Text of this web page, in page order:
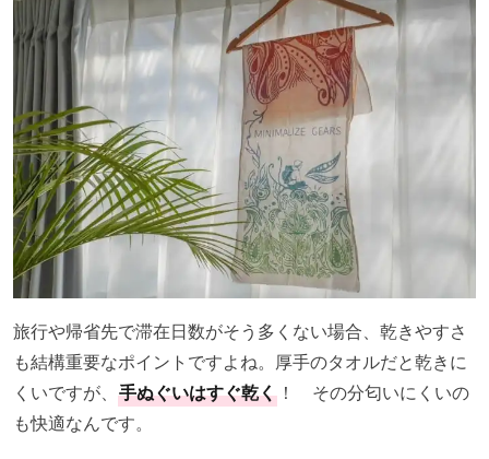
旅行や帰省先で滞在日数がそう多くない場合、乾きやすさ
も結構重要なポイントですよね。厚手のタオルだと乾きに
くいですが、 手ぬぐいはすぐ乾く ！ その分匂いにくいの
も快適なんです。